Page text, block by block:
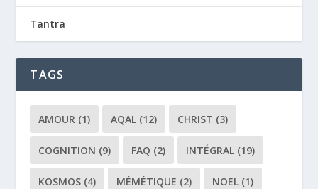
Tantra
TAGS
AMOUR (1) AQAL (12) CHRIST (3)
COGNITION (9) FAQ (2) INTÉGRAL (19)
KOSMOS (4) MÉMÉTIQUE (2) NOEL (1)